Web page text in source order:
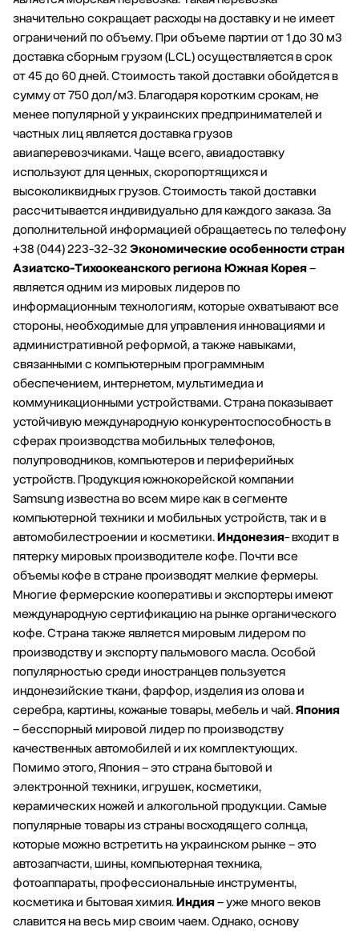
значительно сокращает расходы на доставку и не имеет
ограничений по объему. При объеме партии от 1 до 30 м3
доставка сборным грузом (LCL) осуществляется в срок
от 45 до 60 дней. Стоимость такой доставки обойдется в
сумму от 750 дол/м3. Благодаря коротким срокам, не
менее популярной у украинских предпринимателей и
частных лиц является доставка грузов
авиаперевозчиками. Чаще всего, авиадоставку
используют для ценных, скоропортящихся и
высоколиквидных грузов. Стоимость такой доставки
рассчитывается индивидуально для каждого заказа. За
дополнительной информацией обращаетесь по телефону
+38 (044) 223-32-32Экономические особенности стран
Азиатско-Тихоокеанского регионаЮжная Корея–
является одним из мировых лидеров по
информационным технологиям, которые охватывают все
стороны, необходимые для управления инновациями и
административной реформой, а также навыками,
связанными с компьютерным программным
обеспечением, интернетом, мультимедиа и
коммуникационными устройствами. Страна показывает
устойчивую международную конкурентоспособность в
сферах производства мобильных телефонов,
полупроводников, компьютеров и периферийных
устройств. Продукция южнокорейской компании
Sаmsung известна во всем мире как в сегменте
компьютерной техники и мобильных устройств, так и в
автомобилестроении и косметики.Индонезия- входит в
пятерку мировых производителе кофе. Почти все
объемы кофе в стране производят мелкие фермеры.
Многие фермерские кооперативы и экспортеры имеют
международную сертификацию на рынке органического
кофе. Страна также является мировым лидером по
производству и экспорту пальмового масла. Особой
популярностью среди иностранцев пользуется
индонезийские ткани, фарфор, изделия из олова и
серебра, картины, кожаные товары, мебель и чай.Япония
– бесспорный мировой лидер по производству
качественных автомобилей и их комплектующих.
Помимо этого, Япония – это страна бытовой и
электронной техники, игрушек, косметики,
керамических ножей и алкогольной продукции. Самые
популярные товары из страны восходящего солнца,
которые можно встретить на украинском рынке – это
автозапчасти, шины, компьютерная техника,
фотоаппараты, профессиональные инструменты,
косметика и бытовая химия.Индия– уже много веков
славится на весь мир своим чаем. Однако, основу